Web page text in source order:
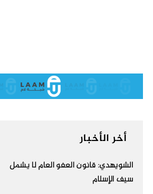
أخر الأخبار
الشويهدي: قانون العفو العام لا يشمل
سيف الإسلام